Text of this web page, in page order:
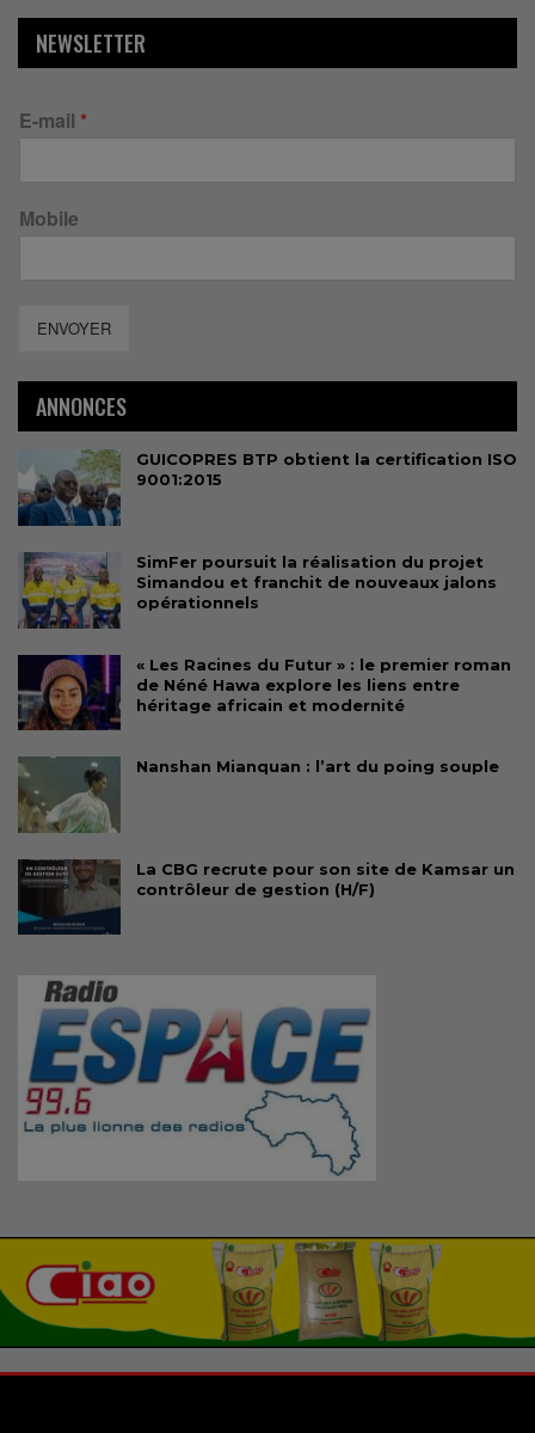
NEWSLETTER
E-mail *
Mobile
ENVOYER
ANNONCES
GUICOPRES BTP obtient la certification ISO
9001:2015
SimFer poursuit la réalisation du projet
Simandou et franchit de nouveaux jalons
opérationnels
« Les Racines du Futur » : le premier roman
de Néné Hawa explore les liens entre
héritage africain et modernité
Nanshan Mianquan : l’art du poing souple
La CBG recrute pour son site de Kamsar un
contrôleur de gestion (H/F)